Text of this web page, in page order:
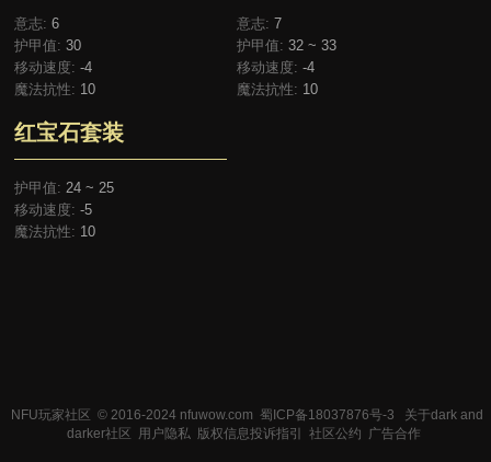
意志: 6
护甲值: 30
移动速度: -4
魔法抗性: 10
意志: 7
护甲值: 32 ~ 33
移动速度: -4
魔法抗性: 10
红宝石套装
护甲值: 24 ~ 25
移动速度: -5
魔法抗性: 10
NFU玩家社区 © 2016-2024 nfuwow.com 蜀ICP备18037876号-3
关于dark and
darker社区
用户隐私 版权信息投诉指引 社区公约 广告合作